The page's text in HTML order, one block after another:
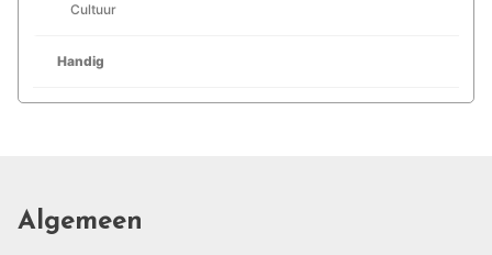
Cultuur
Handig
Algemeen